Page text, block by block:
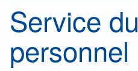
Service du
personnel